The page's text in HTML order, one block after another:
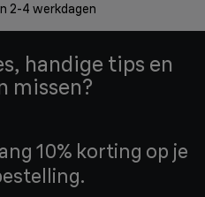
2-4 werkdagen
handige tips en
missen?
10% korting op je